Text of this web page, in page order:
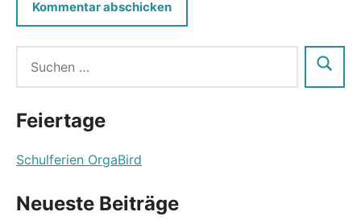
Feiertage
Schulferien OrgaBird
Neueste Beiträge